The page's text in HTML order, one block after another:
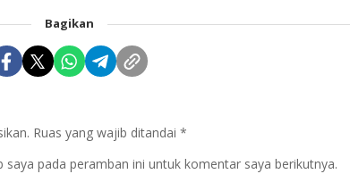
Bagikan
Ruas yang wajib ditandai *
pada peramban ini untuk komentar saya berikutnya.